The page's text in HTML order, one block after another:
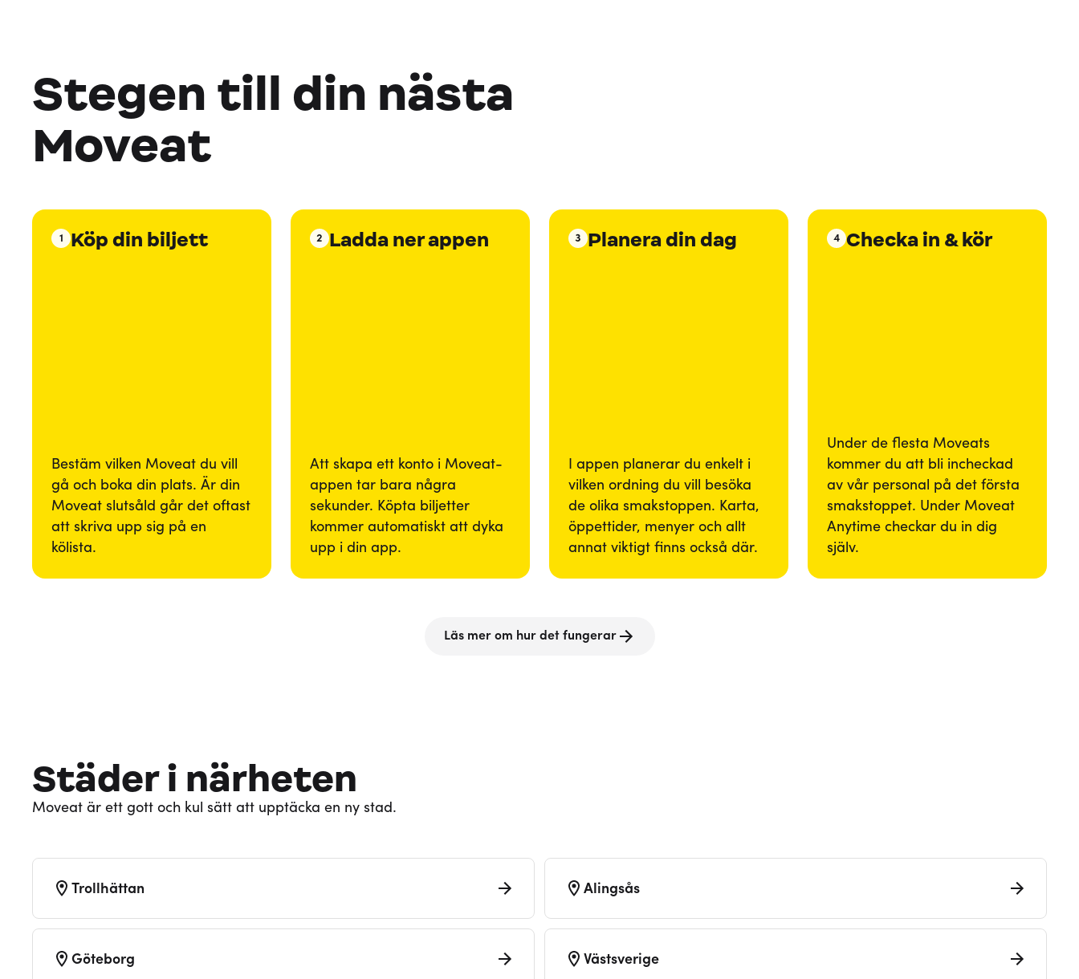
Stegen till din nästa
Moveat
1 Köp din biljett
Bestäm vilken Moveat du vill
gå och boka din plats. Är din
Moveat slutsåld går det oftast
att skriva upp sig på en
kölista.
2 Ladda ner appen
Att skapa ett konto i Moveat-
appen tar bara några
sekunder. Köpta biljetter
kommer automatiskt att dyka
upp i din app.
3 Planera din dag
I appen planerar du enkelt i
vilken ordning du vill besöka
de olika smakstoppen. Karta,
öppettider, menyer och allt
annat viktigt finns också där.
4 Checka in & kör
Under de flesta Moveats
kommer du att bli incheckad
av vår personal på det första
smakstoppet. Under Moveat
Anytime checkar du in dig
själv.
Läs mer om hur det fungerar
Städer i närheten
Moveat är ett gott och kul sätt att upptäcka en ny stad.
Trollhättan Alingsås
Göteborg Västsverige